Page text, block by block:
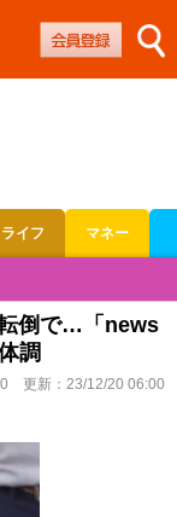
ライフ マネー
倒で…「news
調
更新： 23/12/20 06:00